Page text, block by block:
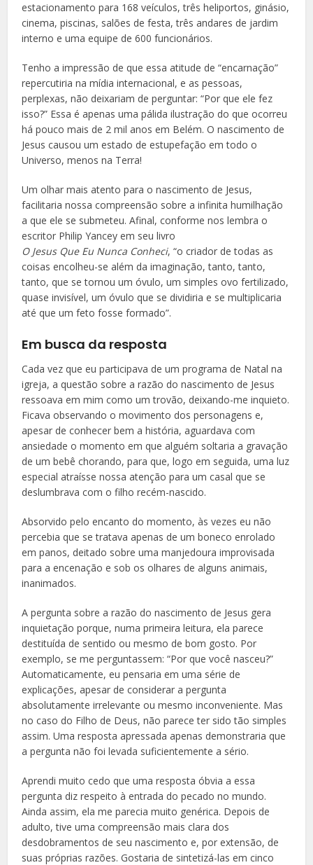
estacionamento para 168 veículos, três heliportos, ginásio,
cinema, piscinas, salões de festa, três andares de jardim
interno e uma equipe de 600 funcionários.
Tenho a impressão de que essa atitude de “encarnação”
repercutiria na mídia internacional, e as pessoas,
perplexas, não deixariam de perguntar: “Por que ele fez
isso?” Essa é apenas uma pálida ilustração do que ocorreu
há pouco mais de 2 mil anos em Belém. O nascimento de
Jesus causou um estado de estupefação em todo o
Universo, menos na Terra!
Um olhar mais atento para o nascimento de Jesus,
facilitaria nossa compreensão sobre a infinita humilhação
a que ele se submeteu. Afinal, conforme nos lembra o
escritor Philip Yancey em seu livro
O Jesus Que Eu Nunca Conheci, “o criador de todas as
coisas encolheu-se além da imaginação, tanto, tanto,
tanto, que se tornou um óvulo, um simples ovo fertilizado,
quase invisível, um óvulo que se dividiria e se multiplicaria
até que um feto fosse formado”.
Em busca da resposta
Cada vez que eu participava de um programa de Natal na
igreja, a questão sobre a razão do nascimento de Jesus
ressoava em mim como um trovão, deixando-me inquieto.
Ficava observando o movimento dos personagens e,
apesar de conhecer bem a história, aguardava com
ansiedade o momento em que alguém soltaria a gravação
de um bebê chorando, para que, logo em seguida, uma luz
especial atraísse nossa atenção para um casal que se
deslumbrava com o filho recém-nascido.
Absorvido pelo encanto do momento, às vezes eu não
percebia que se tratava apenas de um boneco enrolado
em panos, deitado sobre uma manjedoura improvisada
para a encenação e sob os olhares de alguns animais,
inanimados.
A pergunta sobre a razão do nascimento de Jesus gera
inquietação porque, numa primeira leitura, ela parece
destituída de sentido ou mesmo de bom gosto. Por
exemplo, se me perguntassem: “Por que você nasceu?”
Automaticamente, eu pensaria em uma série de
explicações, apesar de considerar a pergunta
absolutamente irrelevante ou mesmo inconveniente. Mas
no caso do Filho de Deus, não parece ter sido tão simples
assim. Uma resposta apressada apenas demonstraria que
a pergunta não foi levada suficientemente a sério.
Aprendi muito cedo que uma resposta óbvia a essa
pergunta diz respeito à entrada do pecado no mundo.
Ainda assim, ela me parecia muito genérica. Depois de
adulto, tive uma compreensão mais clara dos
desdobramentos de seu nascimento e, por extensão, de
suas próprias razões. Gostaria de sintetizá-las em cinco